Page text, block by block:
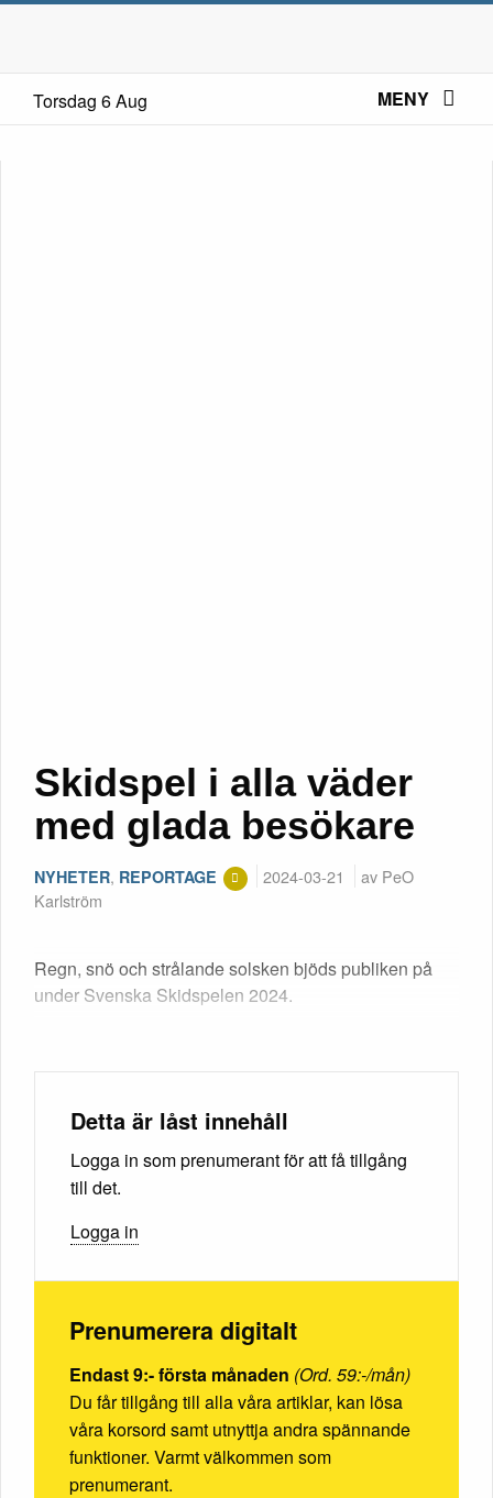
Torsdag 6 Aug MENY
Skidspel i alla väder
med glada besökare
NYHETER, REPORTAGE 2024-03-21
av PeO
Karlström
Regn, snö och strålande solsken bjöds publiken på
under Svenska Skidspelen 2024.
Detta är låst innehåll
Logga in som prenumerant för att få tillgång
till det.
Logga in
Prenumerera digitalt
Endast 9:- första månaden (Ord. 59:-/mån)
Du får tillgång till alla våra artiklar, kan lösa
våra korsord samt utnyttja andra spännande
funktioner. Varmt välkommen som
prenumerant.